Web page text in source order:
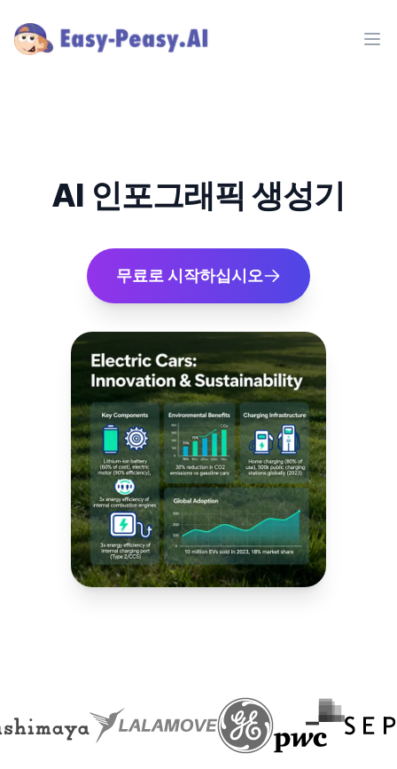
AI 인포그래픽 생성기
무료로 시작하십시오